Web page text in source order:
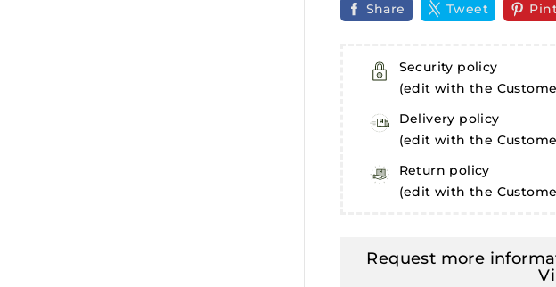
Share Tweet
Security policy
(edit with the
Delivery policy
(edit with the
Return policy
(edit with the
Request more